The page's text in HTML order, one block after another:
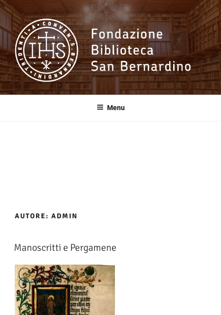
Salta
contenuto
Fondazione
Biblioteca SanMenu
AUTORE: ADMIN
Manoscritti e Pergamene